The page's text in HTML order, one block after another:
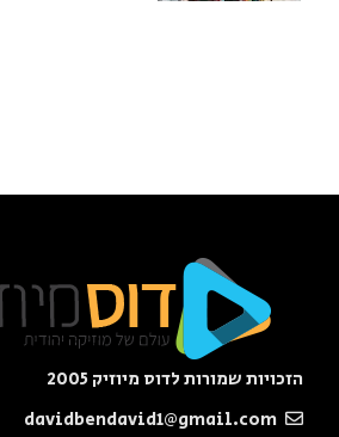
הזכויות שמורות לדוס מיוזיק 2005